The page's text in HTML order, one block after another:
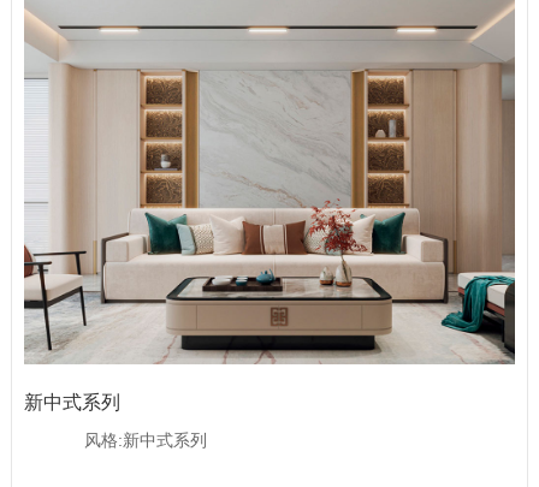
公司动态
行业资讯
加盟优势
条件与流程
智造4.0
势服务
新中式系列
风格:新中式系列